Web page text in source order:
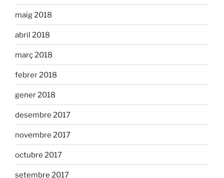
maig 2018
abril 2018
març 2018
febrer 2018
gener 2018
desembre 2017
novembre 2017
octubre 2017
setembre 2017